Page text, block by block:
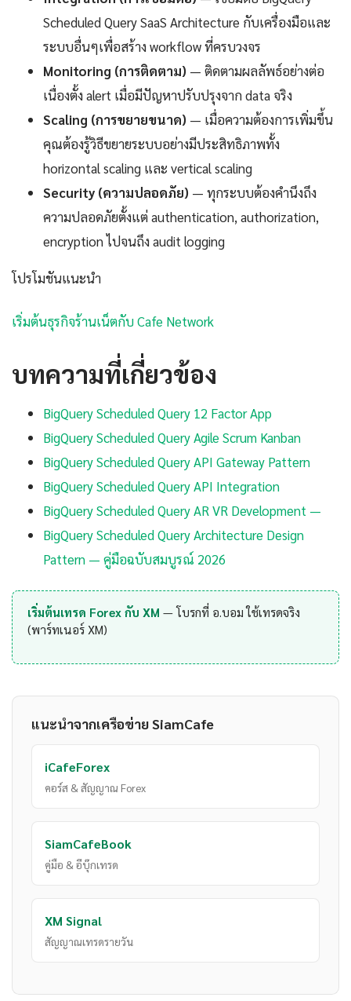
Scheduled Query SaaS Architecture กับเครื่องมือและ
ระบบอื่นๆเพื่อสร้าง workflow ที่ครบวงจร
Monitoring (การติดตาม) — ติดตามผลลัพธ์อย่างต่อ
เนื่องตั้ง alert เมื่อมีปัญหาปรับปรุงจาก data จริง
Scaling (การขยายขนาด) — เมื่อความต้องการเพิ่มขึ้น
คุณต้องรู้วิธีขยายระบบอย่างมีประสิทธิภาพทั้ง
horizontal scaling และ vertical scaling
Security (ความปลอดภัย) — ทุกระบบต้องคำนึงถึง
ความปลอดภัยตั้งแต่ authentication, authorization,
encryption ไปจนถึง audit logging
โปรโมชันแนะนำ
เริ่มต้นธุรกิจร้านเน็ตกับ Cafe Network
บทความที่เกี่ยวข้อง
BigQuery Scheduled Query 12 Factor App
BigQuery Scheduled Query Agile Scrum Kanban
BigQuery Scheduled Query API Gateway Pattern
BigQuery Scheduled Query API Integration
BigQuery Scheduled Query AR VR Development —
BigQuery Scheduled Query Architecture Design
Pattern — คู่มือฉบับสมบูรณ์ 2026
เริ่มต้นเทรด Forex กับ XM— โบรกที่ อ.บอม ใช้เทรดจริง
(พาร์ทเนอร์ XM)
แนะนำจากเครือข่าย SiamCafe
iCafeForex
คอร์ส & สัญญาณ Forex
SiamCafeBook
คู่มือ & อีบุ๊กเทรด
XM Signal
สัญญาณเทรดรายวัน